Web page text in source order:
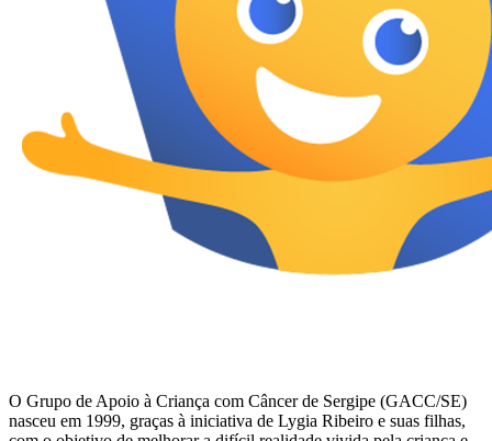
O Grupo de Apoio à Criança com Câncer de Sergipe (GACC/SE)
nasceu em 1999, graças à iniciativa de Lygia Ribeiro e suas filhas,